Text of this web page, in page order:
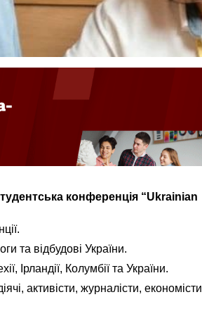
конференція “Ukrainian
та відбудові України.
Ірландії, Колумбії та України.
активісти, журналісти,